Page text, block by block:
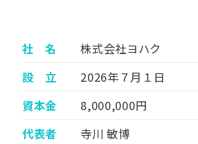
社 名
株式会社ヨハク
設 立
2026年７月１日
資本金
8,000,000円
代表者
寺川 敏博